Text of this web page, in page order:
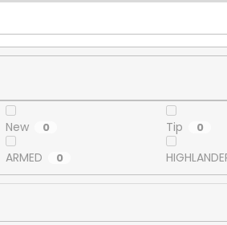
New 0 Tip 0
ARMED 0